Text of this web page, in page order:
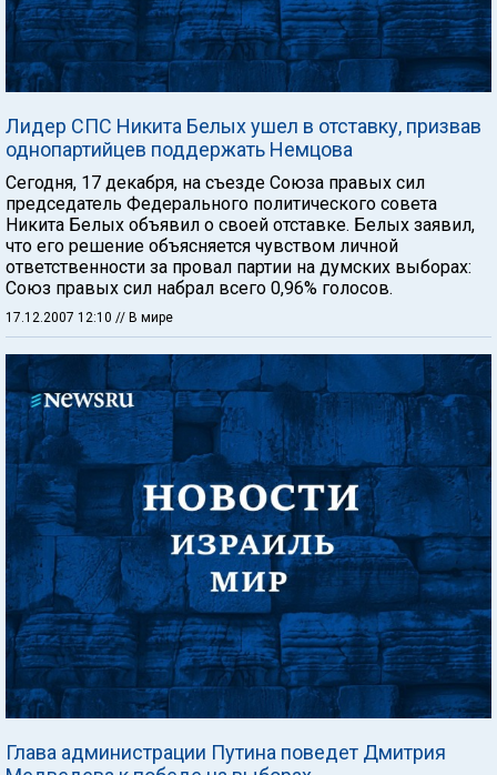
Лидер СПС Никита Белых ушел в отставку, призвав
однопартийцев поддержать Немцова
Сегодня, 17 декабря, на съезде Союза правых сил
председатель Федерального политического совета
Никита Белых объявил о своей отставке. Белых заявил,
что его решение объясняется чувством личной
ответственности за провал партии на думских выборах:
Союз правых сил набрал всего 0,96% голосов.
17.12.2007 12:10 // В мире
Глава администрации Путина поведет Дмитрия